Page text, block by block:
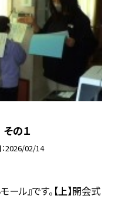
の１
2026/02/14
ル』です。【上】開会式